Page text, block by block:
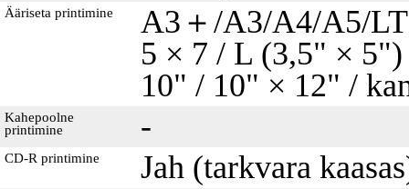
Ääriseta printimine
A3＋/A3/A4/A5/
5 × 7 / L (3,5" ×
10" / 10" × 12" /
Kahepoolne
printimine
-
CD-R printimine Jah (tarkvara